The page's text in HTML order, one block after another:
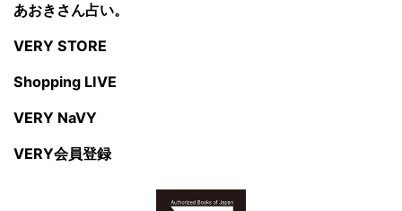
あおきさん占い。
VERY STORE
Shopping LIVE
VERY NaVY
VERY会員登録